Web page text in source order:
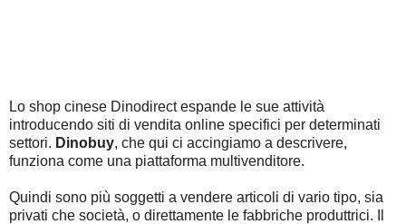
Lo shop cinese Dinodirect espande le sue attività
introducendo siti di vendita online specifici per determinati
settori. Dinobuy, che qui ci accingiamo a descrivere,
funziona come una piattaforma multivenditore.
Quindi sono più soggetti a vendere articoli di vario tipo, sia
privati che società, o direttamente le fabbriche produttrici. Il